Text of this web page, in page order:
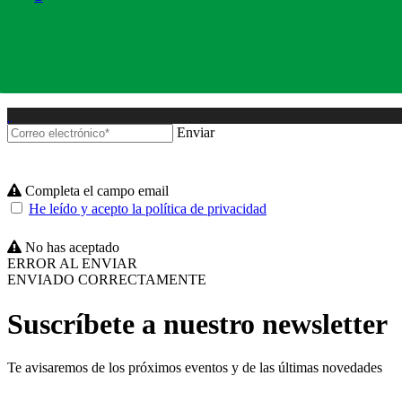
Enviar
Completa el campo email
He leído y acepto la política de privacidad
No has aceptado
ERROR AL ENVIAR
ENVIADO CORRECTAMENTE
Suscríbete a nuestro newsletter
Te avisaremos de los próximos eventos y de las últimas novedades